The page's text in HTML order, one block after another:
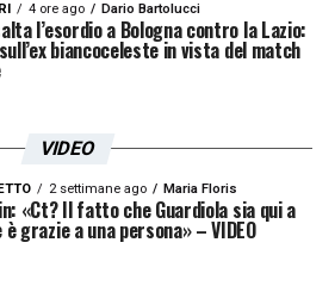
4 ore ago Dario Bartolucci
l’esordio a Bologna contro la Lazio:
biancoceleste in vista del match
VIDEO
2 settimane ago Maria Floris
«Ct? Il fatto che Guardiola sia qui a
grazie a una persona» – VIDEO